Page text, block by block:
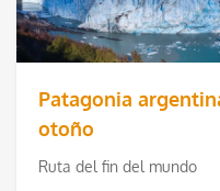
Patagonia
otoño
Ruta del fin del mundo